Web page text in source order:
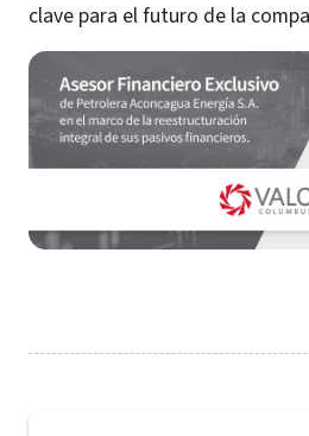
clave para el futuro de la